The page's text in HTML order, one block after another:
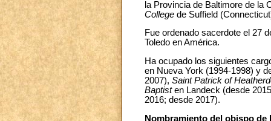
la Provincia de Baltimore de la
College de Suffield
Fue ordenado sacerdote el 27
Toledo en América.
Ha ocupado los siguientes
en Nueva York (1994-1998) y
2007), Saint Patrick of
Baptisten Landeck (desde
2016; desde 2017).
Nombramiento del obispo de